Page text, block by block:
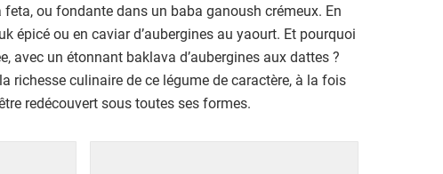
ou fondante dans un baba ganoush crémeux. En
épicé ou en caviar d’aubergines au yaourt. Et pourquoi
avec un étonnant baklava d’aubergines aux dattes ?
richesse culinaire de ce légume de caractère, à la fois
redécouvert sous toutes ses formes.